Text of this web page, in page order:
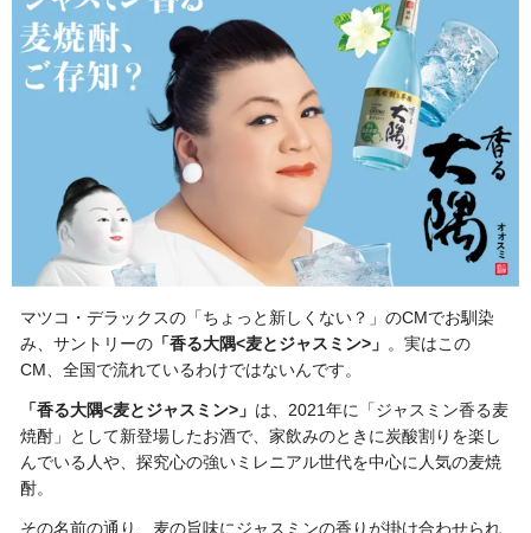
マツコ・デラックスの「ちょっと新しくない？」のCMでお馴染
み、サントリーの 「香る大隅<麦とジャスミン>」 。実はこの
CM、全国で流れているわけではないんです。
「香る大隅<麦とジャスミン>」 は、2021年に「ジャスミン香る麦
焼酎」として新登場したお酒で、家飲みのときに炭酸割りを楽し
んでいる人や、探究心の強いミレニアル世代を中心に人気の麦焼
酎。
その名前の通り、麦の旨味にジャスミンの香りが掛け合わせられ